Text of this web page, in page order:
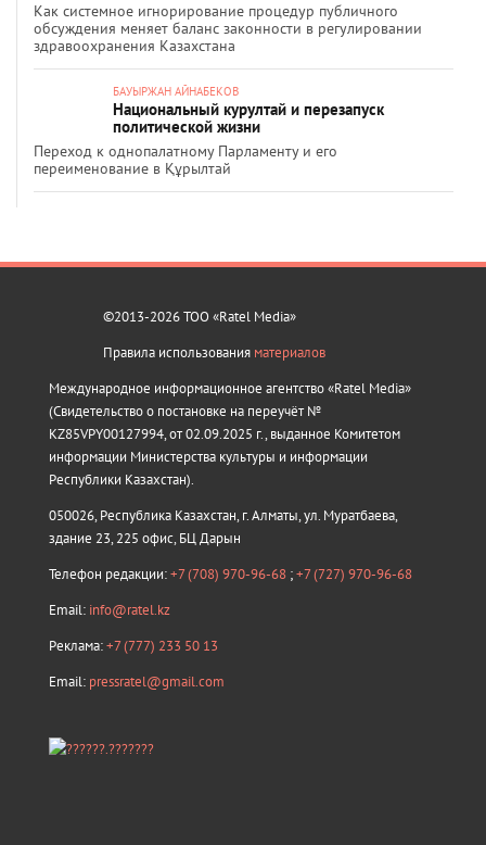
Как системное игнорирование процедур публичного
обсуждения меняет баланс законности в регулировании
здравоохранения Казахстана
БАУЫРЖАН АЙНАБЕКОВ
Национальный курултай и перезапуск
политической жизни
Переход к однопалатному Парламенту и его
переименование в Құрылтай
©2013-2026 ТОО «Ratel Media»
Правила использования материалов
Международное информационное агентство «Ratel Media»
(Свидетельство о постановке на переучёт №
KZ85VPY00127994, от 02.09.2025 г., выданное Комитетом
информации Министерства культуры и информации
Республики Казахстан).
050026, Республика Казахстан, г. Алматы, ул. Муратбаева,
здание 23, 225 офис, БЦ Дарын
Телефон редакции:+7 (708) 970-96-68 ;+7 (727) 970-96-68
Email: info@ratel.kz
Реклама:+7 (777) 233 50 13
Email: pressratel@gmail.com